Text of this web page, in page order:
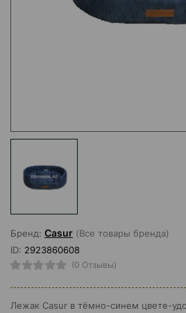
Бренд: Casur (Все товары бренда)
ID: 2923860608
(0 Отзывы)
Лежак Casur в тёмно-синем цвете-